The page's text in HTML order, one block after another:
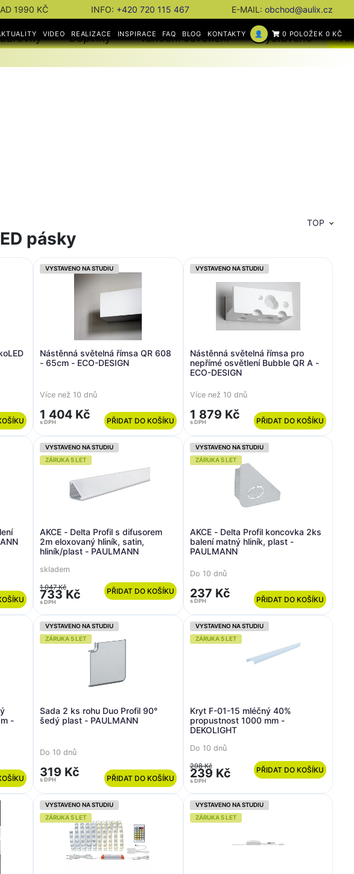
1990 KČ INFO: +420 720 115 467 E-MAIL: obchod@aulix.cz
VIDEO REALIZACE INSPIRACE FAQ BLOG KONTAKTY 👤 0 POLOŽEK 0 KČ
Žárovky Doplňky Vánoční osvětlení Vystaveno
pásky
TOP
VYSTAVENO NA STUDIU
Nástěnná světelná římsa QR 608
- 65cm - ECO-DESIGN
Více než 10 dnů
1 404 Kč
s DPH PŘIDAT DO KOŠÍKU
VYSTAVENO NA STUDIU
Nástěnná světelná římsa pro
nepřímé osvětlení Bubble QR A -
ECO-DESIGN
Více než 10 dnů
1 879 Kč
s DPH PŘIDAT DO KOŠÍKU
VYSTAVENO NA STUDIU
ZÁRUKA 5 LET
AKCE - Delta Profil s difusorem
2m eloxovaný hliník, satin,
hliník/plast - PAULMANN
skladem
1 047 Kč
733 Kč
s DPH
PŘIDAT DO KOŠÍKU
VYSTAVENO NA STUDIU
ZÁRUKA 5 LET
AKCE - Delta Profil koncovka 2ks
balení matný hliník, plast -
PAULMANN
Do 10 dnů
237 Kč
s DPH PŘIDAT DO KOŠÍKU
-
VYSTAVENO NA STUDIU
ZÁRUKA 5 LET
Sada 2 ks rohu Duo Profil 90°
šedý plast - PAULMANN
Do 10 dnů
319 Kč
s DPH PŘIDAT DO KOŠÍKU
VYSTAVENO NA STUDIU
ZÁRUKA 5 LET
Kryt F-01-15 mléčný 40%
propustnost 1000 mm -
DEKOLIGHT
Do 10 dnů
298 Kč
239 Kč
s DPH
PŘIDAT DO KOŠÍKU
VYSTAVENO NA STUDIU
ZÁRUKA 5 LET
VYSTAVENO NA STUDIU
ZÁRUKA 5 LET